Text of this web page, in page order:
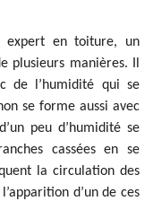
expert en toiture, un
plusieurs manières. Il
de l’humidité qui se
se forme aussi avec
peu d’humidité se
cassées en se
la circulation des
d’un de ces